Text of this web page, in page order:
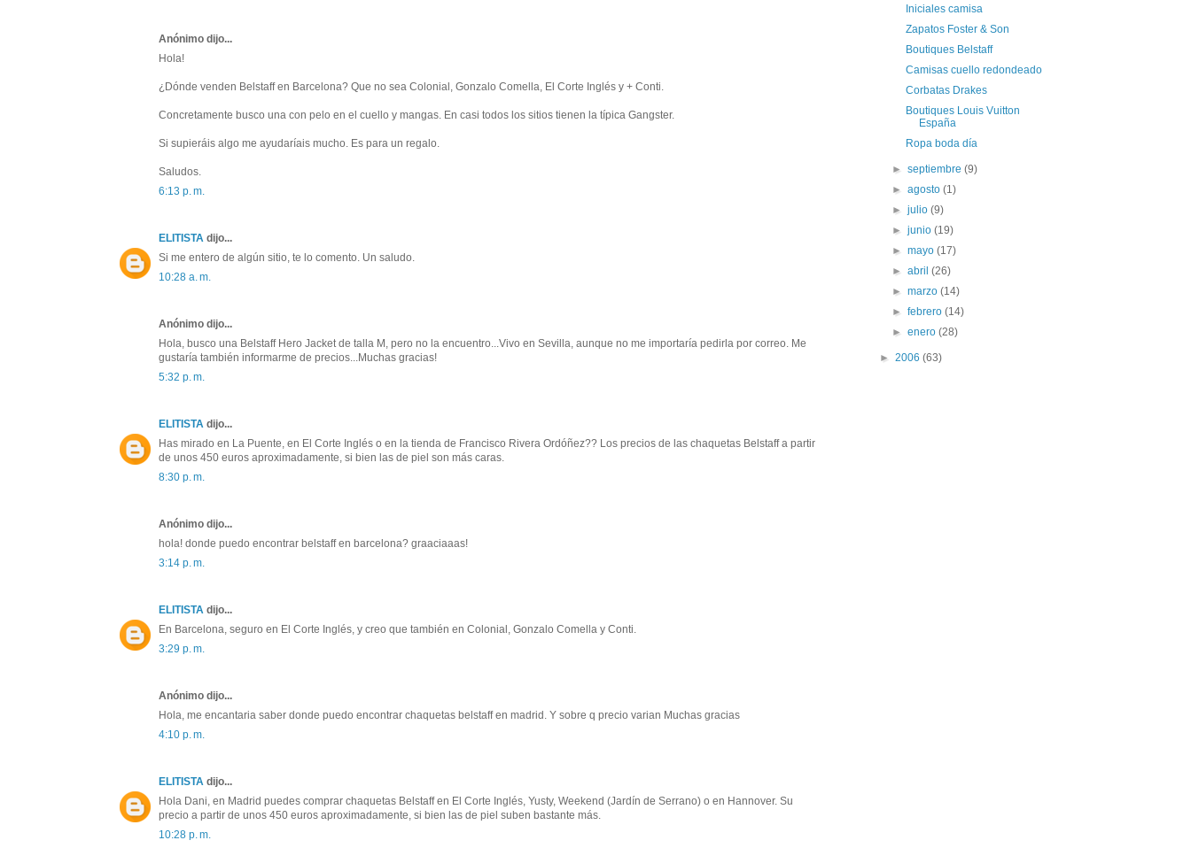
Anónimo dijo...
Hola!
¿Dónde venden Belstaff en Barcelona? Que no sea Colonial, Gonzalo Comella, El Corte Inglés y + Conti.
Concretamente busco una con pelo en el cuello y mangas. En casi todos los sitios tienen la típica Gangster.
Si supieráis algo me ayudaríais mucho. Es para un regalo.
Saludos.
6:13 p. m.
ELITISTA dijo...
Si me entero de algún sitio, te lo comento. Un saludo.
10:28 a. m.
Anónimo dijo...
Hola, busco una Belstaff Hero Jacket de talla M, pero no la encuentro...Vivo en Sevilla, aunque no me importaría pedirla por correo. Me
gustaría también informarme de precios...Muchas gracias!
5:32 p. m.
ELITISTA dijo...
Has mirado en La Puente, en El Corte Inglés o en la tienda de Francisco Rivera Ordóñez?? Los precios de las chaquetas Belstaff a partir
de unos 450 euros aproximadamente, si bien las de piel son más caras.
8:30 p. m.
Anónimo dijo...
hola! donde puedo encontrar belstaff en barcelona? graaciaaas!
3:14 p. m.
ELITISTA dijo...
En Barcelona, seguro en El Corte Inglés, y creo que también en Colonial, Gonzalo Comella y Conti.
3:29 p. m.
Anónimo dijo...
Hola, me encantaria saber donde puedo encontrar chaquetas belstaff en madrid. Y sobre q precio varian Muchas gracias
4:10 p. m.
ELITISTA dijo...
Hola Dani, en Madrid puedes comprar chaquetas Belstaff en El Corte Inglés, Yusty, Weekend (Jardín de Serrano) o en Hannover. Su
precio a partir de unos 450 euros aproximadamente, si bien las de piel suben bastante más.
10:28 p. m.
Iniciales camisa
Zapatos Foster & Son
Boutiques Belstaff
Camisas cuello redondeado
Corbatas Drakes
Boutiques Louis Vuitton
España
Ropa boda día
►septiembre(9)
►agosto(1)
►julio(9)
►junio(19)
►mayo(17)
►abril(26)
►marzo(14)
►febrero(14)
►enero(28)
► 2006 (63)